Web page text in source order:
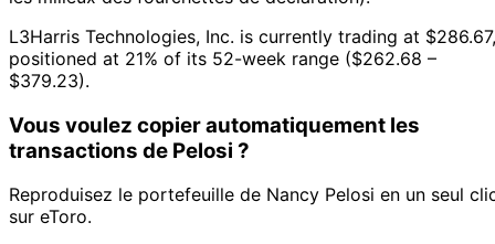
L3Harris Technologies, Inc. is currently trading at $286.67,
positioned at 21% of its 52-week range ($262.68 –
$379.23).
Vous voulez copier automatiquement les
transactions de Pelosi ?
Reproduisez le portefeuille de Nancy Pelosi en un seul
sur eToro.